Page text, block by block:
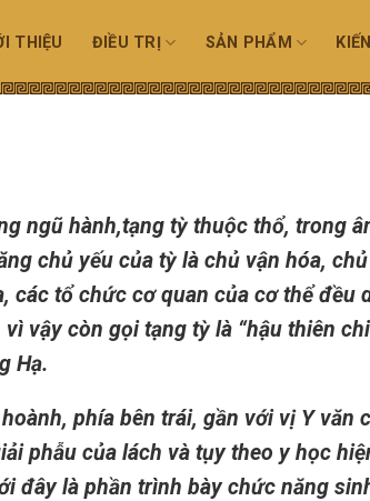
THIỆU ĐIỀU TRỊ SẢN PHẨM
ngũ hành,tạng tỳ thuộc thổ, trong
chủ yếu của tỳ là chủ vận hóa, chủ
các tổ chức cơ quan của cơ thể đều
vậy còn gọi tạng tỳ là “hậu thiên chi
Hạ.
phía bên trái, gần với vị Y văn
phẫu của lách và tụy theo y học
đây là phần trình bày chức năng